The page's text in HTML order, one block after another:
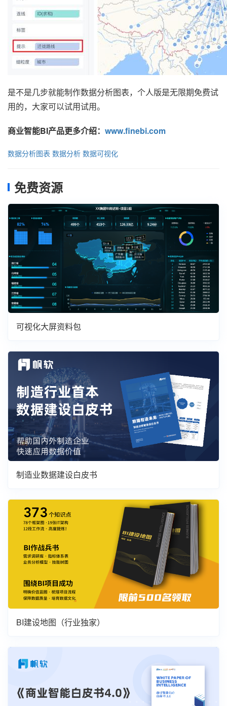
是不是几步就能制作数据分析图表，个人版是无限期免费试
用的，大家可以试用试用。
商业智能BI产品更多介绍： www.finebi.com
数据分析图表 数据分析 数据可视化
免费资源
可视化大屏资料包
制造业数据建设白皮书
BI建设地图（行业独家）